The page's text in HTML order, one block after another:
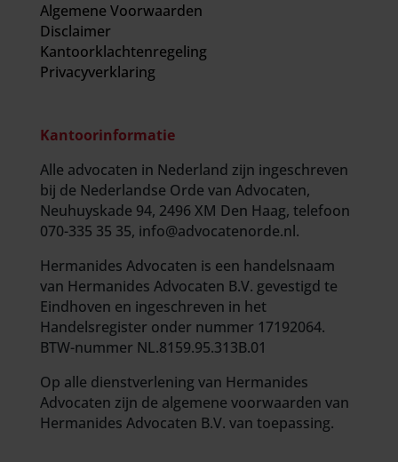
Algemene Voorwaarden
Disclaimer
Kantoorklachtenregeling
Privacyverklaring
Kantoorinformatie
Alle advocaten in Nederland zijn ingeschreven
bij de Nederlandse Orde van Advocaten,
Neuhuyskade 94, 2496 XM Den Haag, telefoon
070-335 35 35, info@advocatenorde.nl.
Hermanides Advocaten is een handelsnaam
van Hermanides Advocaten B.V. gevestigd te
Eindhoven en ingeschreven in het
Handelsregister onder nummer 17192064.
BTW-nummer NL.8159.95.313B.01
Op alle dienstverlening van Hermanides
Advocaten zijn de algemene voorwaarden van
Hermanides Advocaten B.V. van toepassing.